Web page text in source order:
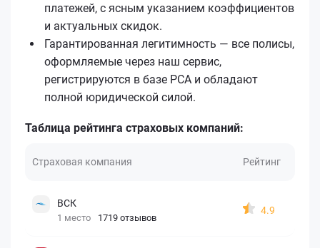
платежей, с ясным указанием коэффициентов
и актуальных скидок.
Гарантированная легитимность — все полисы,
оформляемые через наш сервис,
регистрируются в базе РСА и обладают
полной юридической силой.
Таблица рейтинга страховых компаний:
Страховая компания Рейтинг
ВСК
1 место 1719 отзывов
4.9